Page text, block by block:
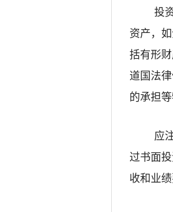
投
资产，如
括有形
道国法律
的承担
应
过书面
收和业